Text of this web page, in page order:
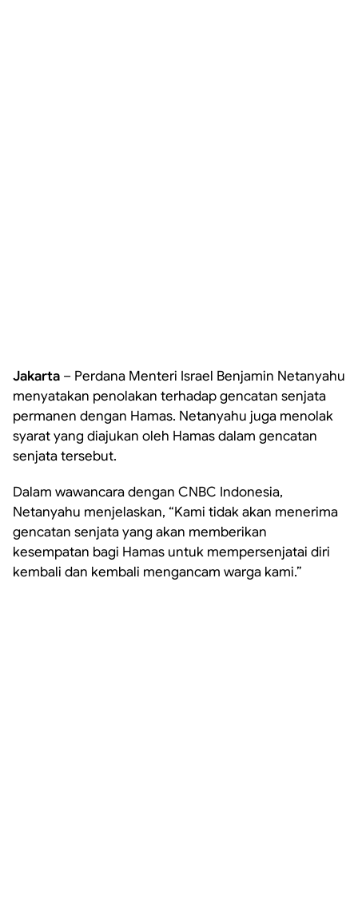
Jakarta – Perdana Menteri Israel Benjamin Netanyahu
menyatakan penolakan terhadap gencatan senjata
permanen dengan Hamas. Netanyahu juga menolak
syarat yang diajukan oleh Hamas dalam gencatan
senjata tersebut.
Dalam wawancara dengan CNBC Indonesia,
Netanyahu menjelaskan, “Kami tidak akan menerima
gencatan senjata yang akan memberikan
kesempatan bagi Hamas untuk mempersenjatai diri
kembali dan kembali mengancam warga kami.”